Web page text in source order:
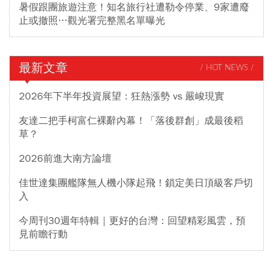
暑假跟團旅遊注意！知名旅行社遭勒令停業、9家遭廢
止或撤照…觀光署完整黑名單曝光
最新文章 / HOT NEWS /
2026年下半年投資展望：狂熱漲勢 vs 嚴峻現實
友達二把手柯富仁裸辭內幕！「落後群創」成最後稻
草？
2026前進大南方論壇
佳世達集團艦隊無人機小隊起飛！鎖定美日頂級客戶切
入
今周刊30週年特輯｜更好的台灣：回望精彩風雲，預
見前瞻行動